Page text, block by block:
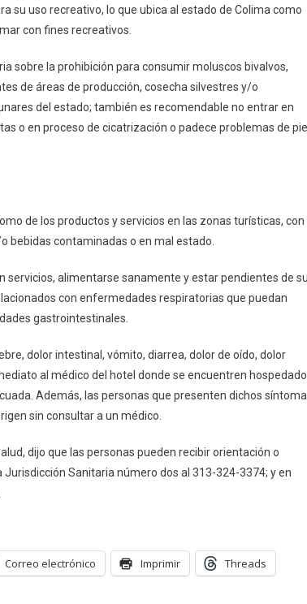
su uso recreativo, lo que ubica al estado de Colima como
con fines recreativos.
sobre la prohibición para consumir moluscos bivalvos,
de áreas de producción, cosecha silvestres y/o
del estado; también es recomendable no entrar en
o en proceso de cicatrización o padece problemas de
de los productos y servicios en las zonas turísticas, con
bebidas contaminadas o en mal estado.
servicios, alimentarse sanamente y estar pendientes de
con enfermedades respiratorias que puedan
gastrointestinales.
dolor intestinal, vómito, diarrea, dolor de oído, dolor
al médico del hotel donde se encuentren
Además, las personas que presenten dichos
sin consultar a un médico.
dijo que las personas pueden recibir orientación o
Sanitaria número dos al 313-324-3374; y en
Correo electrónico Imprimir Threads